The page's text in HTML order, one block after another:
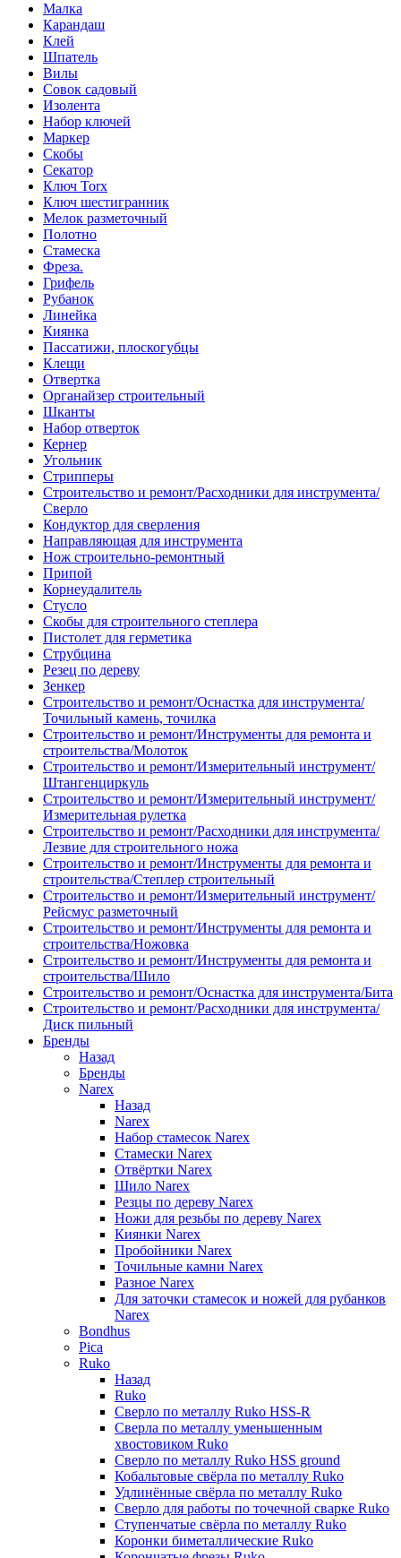
Малка
Карандаш
Клей
Шпатель
Вилы
Совок садовый
Изолента
Набор ключей
Маркер
Скобы
Секатор
Ключ Torx
Ключ шестигранник
Мелок разметочный
Полотно
Стамеска
Фреза.
Грифель
Рубанок
Линейка
Киянка
Пассатижи, плоскогубцы
Клещи
Отвертка
Органайзер строительный
Шканты
Набор отверток
Кернер
Угольник
Стрипперы
Строительство и ремонт/Расходники для инструмента/
Сверло
Кондуктор для сверления
Направляющая для инструмента
Нож строительно-ремонтный
Припой
Корнеудалитель
Стусло
Скобы для строительного степлера
Пистолет для герметика
Струбцина
Резец по дереву
Зенкер
Строительство и ремонт/Оснастка для инструмента/
Точильный камень, точилка
Строительство и ремонт/Инструменты для ремонта и
строительства/Молоток
Строительство и ремонт/Измерительный инструмент/
Штангенциркуль
Строительство и ремонт/Измерительный инструмент/
Измерительная рулетка
Строительство и ремонт/Расходники для инструмента/
Лезвие для строительного ножа
Строительство и ремонт/Инструменты для ремонта и
строительства/Степлер строительный
Строительство и ремонт/Измерительный инструмент/
Рейсмус разметочный
Строительство и ремонт/Инструменты для ремонта и
строительства/Ножовка
Строительство и ремонт/Инструменты для ремонта и
строительства/Шило
Строительство и ремонт/Оснастка для инструмента/Бита
Строительство и ремонт/Расходники для инструмента/
Диск пильный
Бренды
Назад
Бренды
Narex
Назад
Narex
Набор стамесок Narex
Стамески Narex
Отвёртки Narex
Шило Narex
Резцы по дереву Narex
Ножи для резьбы по дереву Narex
Киянки Narex
Пробойники Narex
Точильные камни Narex
Разное Narex
Для заточки стамесок и ножей для рубанков
Narex
Bondhus
Pica
Ruko
Назад
Ruko
Сверло по металлу Ruko HSS-R
Сверла по металлу уменьшенным
хвостовиком Ruko
Сверло по металлу Ruko HSS ground
Кобальтовые свёрла по металлу Ruko
Удлинённые свёрла по металлу Ruko
Сверло для работы по точечной сварке Ruko
Ступенчатые свёрла по металлу Ruko
Коронки биметаллические Ruko